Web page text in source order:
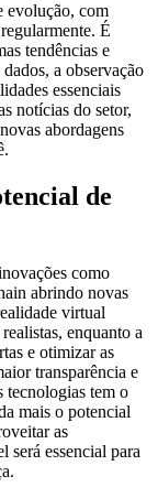
evolução, com
É
tendências e
a observação
essenciais
notícias do setor,
abordagens
de
como
abrindo novas
virtual
enquanto a
e otimizar as
transparência e
tecnologias tem o
mais o potencial
as
será essencial para